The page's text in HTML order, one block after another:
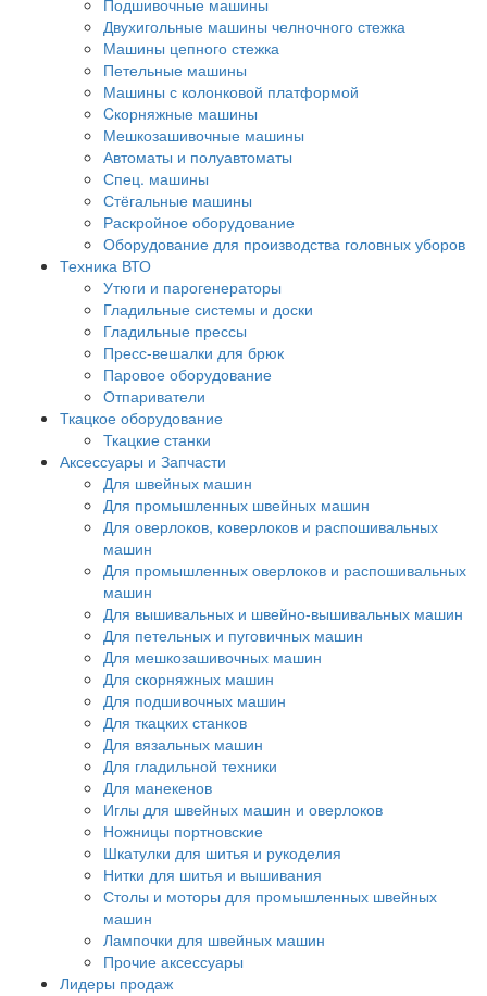
Подшивочные машины
Двухигольные машины челночного стежка
Машины цепного стежка
Петельные машины
Машины с колонковой платформой
Cкорняжные машины
Мешкозашивочные машины
Автоматы и полуавтоматы
Спец. машины
Стёгальные машины
Раскройное оборудование
Оборудование для производства головных уборов
Техника ВТО
Утюги и парогенераторы
Гладильные системы и доски
Гладильные прессы
Пресс-вешалки для брюк
Паровое оборудование
Отпариватели
Ткацкое оборудование
Ткацкие станки
Аксессуары и Запчасти
Для швейных машин
Для промышленных швейных машин
Для оверлоков, коверлоков и распошивальных
машин
Для промышленных оверлоков и распошивальных
машин
Для вышивальных и швейно-вышивальных машин
Для петельных и пуговичных машин
Для мешкозашивочных машин
Для скорняжных машин
Для подшивочных машин
Для ткацких станков
Для вязальных машин
Для гладильной техники
Для манекенов
Иглы для швейных машин и оверлоков
Ножницы портновские
Шкатулки для шитья и рукоделия
Нитки для шитья и вышивания
Столы и моторы для промышленных швейных
машин
Лампочки для швейных машин
Прочие аксессуары
Лидеры продаж